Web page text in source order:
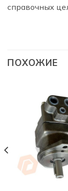
справочных
ПОХОЖИЕ